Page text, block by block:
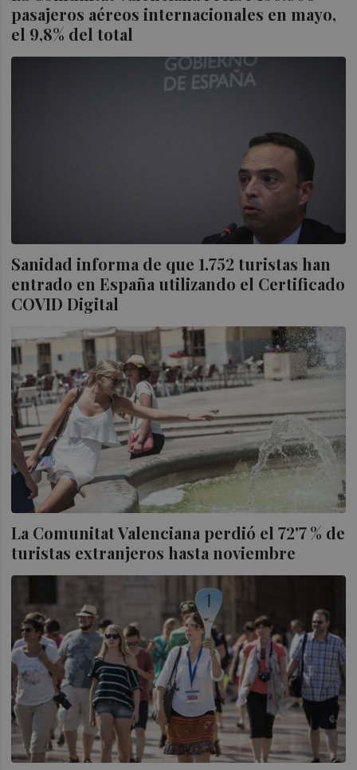
pasajeros aéreos internacionales en mayo,
el 9,8% del total
Sanidad informa de que 1.752 turistas han
entrado en España utilizando el Certificado
COVID Digital
La Comunitat Valenciana perdió el 72'7 % de
turistas extranjeros hasta noviembre